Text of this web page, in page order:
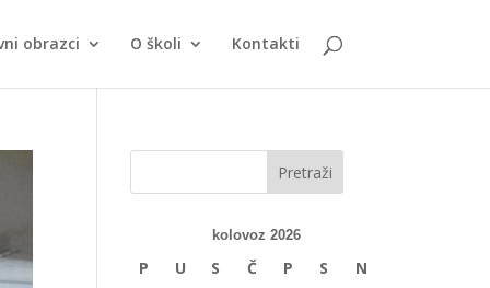
obrazci O školi Kontakti
kolovoz 2026
P U S Č P S N